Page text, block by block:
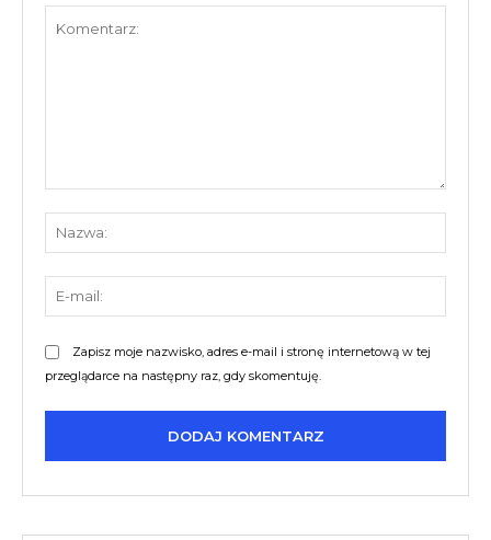
Zapisz moje nazwisko, adres e-mail i stronę internetową w tej
przeglądarce na następny raz, gdy skomentuję.